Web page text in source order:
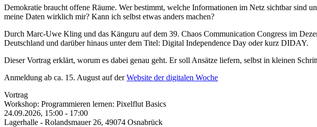
Demokratie braucht offene Räume. Wer bestimmt, welche Informationen im Netz sichtbar sind
meine Daten wirklich mir? Kann ich selbst etwas anders machen?
Durch Marc-Uwe Kling und das Känguru auf dem 39. Chaos Communication Congress im
Deutschland und darüber hinaus unter dem Titel: Digital Independence Day oder kurz DIDAY.
Dieser Vortrag erklärt, worum es dabei genau geht. Er soll Ansätze liefern, selbst in kleinen
Anmeldung ab ca. 15. August auf derWebsite der digitalen Woche
Vortrag
Workshop: Programmieren lernen: Pixelflut Basics
24.09.2026, 15:00 - 17:00
Lagerhalle - Rolandsmauer 26, 49074 Osnabrück